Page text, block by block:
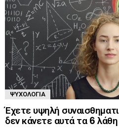
ΨΥΧΟΛΟΓΊΑ
Έχετε υψηλή
δεν κάνετε αυτά τα 6 λάθη